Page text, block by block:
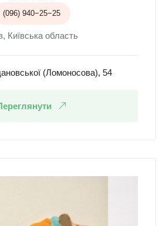
(096) 940−25−25
Київська область
(Ломоносова), 54